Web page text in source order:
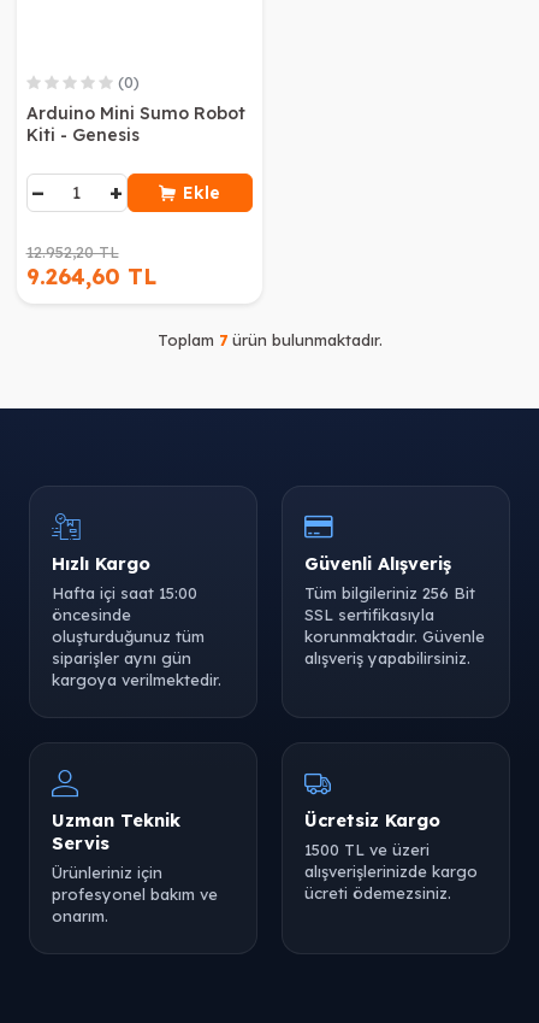
(0)
Arduino Mini Sumo Robot
Kiti - Genesis
− + Ekle
12.952,20 TL
9.264,60 TL
Toplam 7ürün bulunmaktadır.
Hızlı Kargo
Hafta içi saat 15:00
öncesinde
oluşturduğunuz tüm
siparişler aynı gün
kargoya verilmektedir.
Güvenli Alışveriş
Tüm bilgileriniz 256 Bit
SSL sertifikasıyla
korunmaktadır. Güvenle
alışveriş yapabilirsiniz.
Uzman Teknik
Servis
Ürünleriniz için
profesyonel bakım ve
onarım.
Ücretsiz Kargo
1500 TL ve üzeri
alışverişlerinizde kargo
ücreti ödemezsiniz.